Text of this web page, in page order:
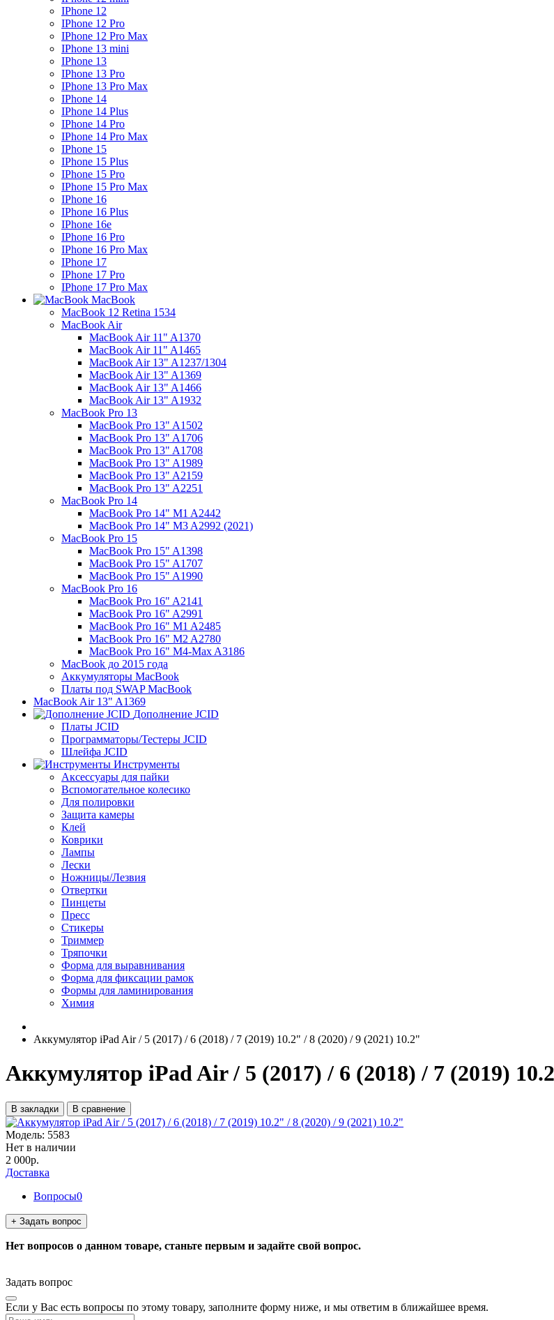
IPhone 12
IPhone 12 Pro
IPhone 12 Pro Max
IPhone 13 mini
IPhone 13
IPhone 13 Pro
IPhone 13 Pro Max
IPhone 14
IPhone 14 Plus
IPhone 14 Pro
IPhone 14 Pro Max
IPhone 15
IPhone 15 Plus
IPhone 15 Pro
IPhone 15 Pro Max
IPhone 16
IPhone 16 Plus
IPhone 16e
IPhone 16 Pro
IPhone 16 Pro Max
IPhone 17
IPhone 17 Pro
IPhone 17 Pro Max
MacBook
MacBook 12 Retina 1534
MacBook Air
MacBook Air 11" A1370
MacBook Air 11" A1465
MacBook Air 13" A1237/1304
MacBook Air 13" A1369
MacBook Air 13" A1466
MacBook Air 13" A1932
MacBook Pro 13
MacBook Pro 13" A1502
MacBook Pro 13" A1706
MacBook Pro 13" A1708
MacBook Pro 13" A1989
MacBook Pro 13" A2159
MacBook Pro 13" A2251
MacBook Pro 14
MacBook Pro 14" M1 A2442
MacBook Pro 14" M3 A2992 (2021)
MacBook Pro 15
MacBook Pro 15" A1398
MacBook Pro 15" A1707
MacBook Pro 15" A1990
MacBook Pro 16
MacBook Pro 16" A2141
MacBook Pro 16" A2991
MacBook Pro 16" M1 A2485
MacBook Pro 16" M2 A2780
MacBook Pro 16" M4-Max A3186
MacBook до 2015 года
Аккумуляторы MacBook
Платы под SWAP MacBook
MacBook Air 13" A1369
Дополнение JCID
Платы JCID
Программаторы/Тестеры JCID
Шлейфа JCID
Инструменты
Аксессуары для пайки
Вспомогательное колесико
Для полировки
Защита камеры
Клей
Коврики
Лампы
Лески
Ножницы/Лезвия
Отвертки
Пинцеты
Пресс
Стикеры
Триммер
Тряпочки
Форма для выравнивания
Форма для фиксации рамок
Формы для ламинирования
Химия
Аккумулятор iPad Air / 5 (2017) / 6 (2018) / 7 (2019) 10.2" / 8 (2020) / 9 (2021) 10.2"
Аккумулятор iPad Air / 5 (2017) / 6 (2018) / 7 (2019)
В закладки В сравнение
Модель: 5583
Нет в наличии
2 000р.
Доставка
Вопросы0
+ Задать вопрос
Нет вопросов о данном товаре, станьте первым и задайте свой вопрос.
Задать вопрос
Если у Вас есть вопросы по этому товару, заполните форму ниже, и мы ответим в ближайшее время.